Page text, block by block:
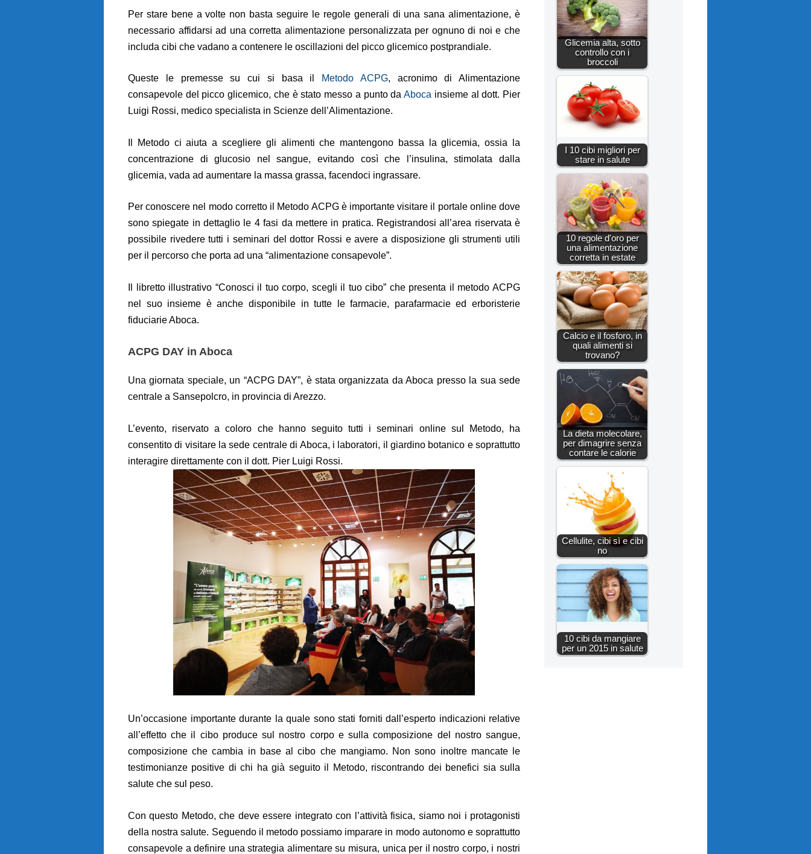
Per stare bene a volte non basta seguire le regole generali di una sana alimentazione, è
necessario affidarsi ad una corretta alimentazione personalizzata per ognuno di noi e che
includa cibi che vadano a contenere le oscillazioni del picco glicemico postprandiale.
Queste le premesse su cui si basa il Metodo ACPG, acronimo di Alimentazione
consapevole del picco glicemico, che è stato messo a punto da Aboca insieme al dott. Pier
Luigi Rossi, medico specialista in Scienze dell’Alimentazione.
Il Metodo ci aiuta a scegliere gli alimenti che mantengono bassa la glicemia, ossia la
concentrazione di glucosio nel sangue, evitando così che l’insulina, stimolata dalla
glicemia, vada ad aumentare la massa grassa, facendoci ingrassare.
Per conoscere nel modo corretto il Metodo ACPG è importante visitare il portale online dove
sono spiegate in dettaglio le 4 fasi da mettere in pratica. Registrandosi all’area riservata è
possibile rivedere tutti i seminari del dottor Rossi e avere a disposizione gli strumenti utili
per il percorso che porta ad una “alimentazione consapevole”.
Il libretto illustrativo “Conosci il tuo corpo, scegli il tuo cibo” che presenta il metodo ACPG
nel suo insieme è anche disponibile in tutte le farmacie, parafarmacie ed erboristerie
fiduciarie Aboca.
ACPG DAY in Aboca
Una giornata speciale, un “ACPG DAY”, è stata organizzata da Aboca presso la sua sede
centrale a Sansepolcro, in provincia di Arezzo.
L’evento, riservato a coloro che hanno seguito tutti i seminari online sul Metodo, ha
consentito di visitare la sede centrale di Aboca, i laboratori, il giardino botanico e soprattutto
interagire direttamente con il dott. Pier Luigi Rossi.
Un’occasione importante durante la quale sono stati forniti dall’esperto indicazioni relative
all’effetto che il cibo produce sul nostro corpo e sulla composizione del nostro sangue,
composizione che cambia in base al cibo che mangiamo. Non sono inoltre mancate le
testimonianze positive di chi ha già seguito il Metodo, riscontrando dei benefici sia sulla
salute che sul peso.
Con questo Metodo, che deve essere integrato con l’attività fisica, siamo noi i protagonisti
della nostra salute. Seguendo il metodo possiamo imparare in modo autonomo e soprattutto
consapevole a definire una strategia alimentare su misura, unica per il nostro corpo, i nostri
Glicemia alta, sotto
controllo con i
broccoli
I 10 cibi migliori per
stare in salute
10 regole d'oro per
una alimentazione
corretta in estate
Calcio e il fosforo, in
quali alimenti si
trovano?
La dieta molecolare,
per dimagrire senza
contare le calorie
Cellulite, cibi sì e cibi
no
10 cibi da mangiare
per un 2015 in salute